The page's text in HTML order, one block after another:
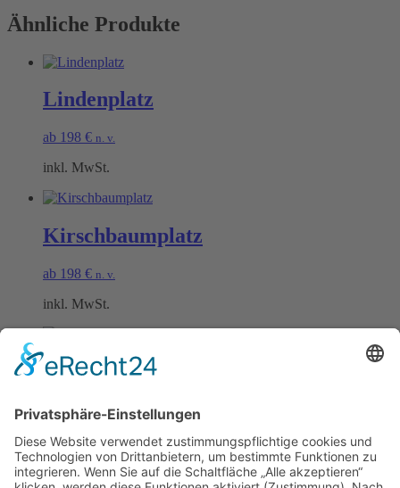
Ähnliche Produkte
Lindenplatz
ab 198 € n. v.
inkl. MwSt.
Kirschbaumplatz
ab 198 € n. v.
inkl. MwSt.
Rieslingplatz
ab198€ n. v.
inkl. MwSt.
Öffnungszeiten Büro und Hofladen: